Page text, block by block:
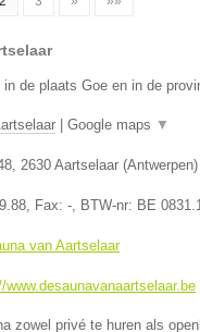
in de plaats Goe en in de
Google maps ▼
, 2630 Aartselaar (Antwerpen)
, Fax: -, BTW-nr: BE
van Aartselaar
www.desaunavanaartselaar.be
zowel privé te huren als